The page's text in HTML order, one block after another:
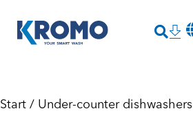
Start / Under-counter dishwashers